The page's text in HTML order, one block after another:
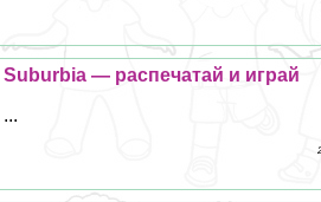
Suburbia — распечатай и играй
...